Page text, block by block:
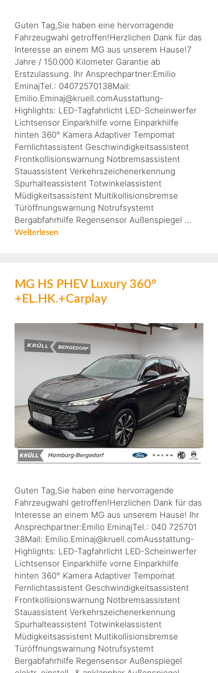
Guten Tag,Sie haben eine hervorragende
Fahrzeugwahl getroffen!Herzlichen Dank für das
Interesse an einem MG aus unserem Hause!7
Jahre / 150.000 Kilometer Garantie ab
Erstzulassung. Ihr Ansprechpartner:Emilio
EminajTel.: 04072570138Mail:
Emilio.Eminaj@kruell.comAusstattung-
Highlights: LED-Tagfahrlicht LED-Scheinwerfer
Lichtsensor Einparkhilfe vorne Einparkhilfe
hinten 360° Kamera Adaptiver Tempomat
Fernlichtassistent Geschwindigkeitsassistent
Frontkollisionswarnung Notbremsassistent
Stauassistent Verkehrszeichenerkennung
Spurhalteassistent Totwinkelassistent
Müdigkeitsassistent Multikollisionsbremse
Türöffnungswarnung Notrufsystemt
Bergabfahrhilfe Regensensor Außenspiegel …
Weiterlesen
MG HS PHEV Luxury 360°
+EL.HK.+Carplay
Guten Tag,Sie haben eine hervorragende
Fahrzeugwahl getroffen!Herzlichen Dank für das
Interesse an einem MG aus unserem Hause! Ihr
Ansprechpartner:Emilio EminajTel.: 040 725701
38Mail: Emilio.Eminaj@kruell.comAusstattung-
Highlights: LED-Tagfahrlicht LED-Scheinwerfer
Lichtsensor Einparkhilfe vorne Einparkhilfe
hinten 360° Kamera Adaptiver Tempomat
Fernlichtassistent Geschwindigkeitsassistent
Frontkollisionswarnung Notbremsassistent
Stauassistent Verkehrszeichenerkennung
Spurhalteassistent Totwinkelassistent
Müdigkeitsassistent Multikollisionsbremse
Türöffnungswarnung Notrufsystemt
Bergabfahrhilfe Regensensor Außenspiegel